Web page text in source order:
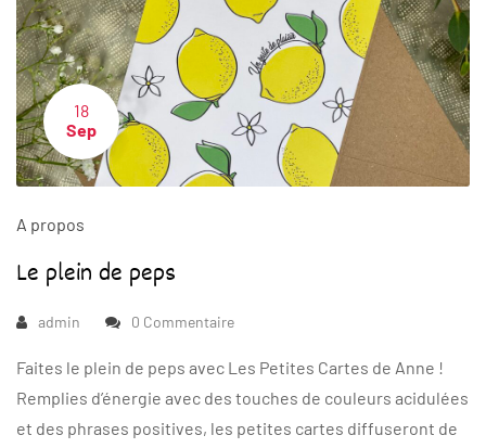
18
Sep
A propos
Le plein de peps
admin 0 Commentaire
Faites le plein de peps avec Les Petites Cartes de Anne !
Remplies d’énergie avec des touches de couleurs acidulées
et des phrases positives, les petites cartes diffuseront de